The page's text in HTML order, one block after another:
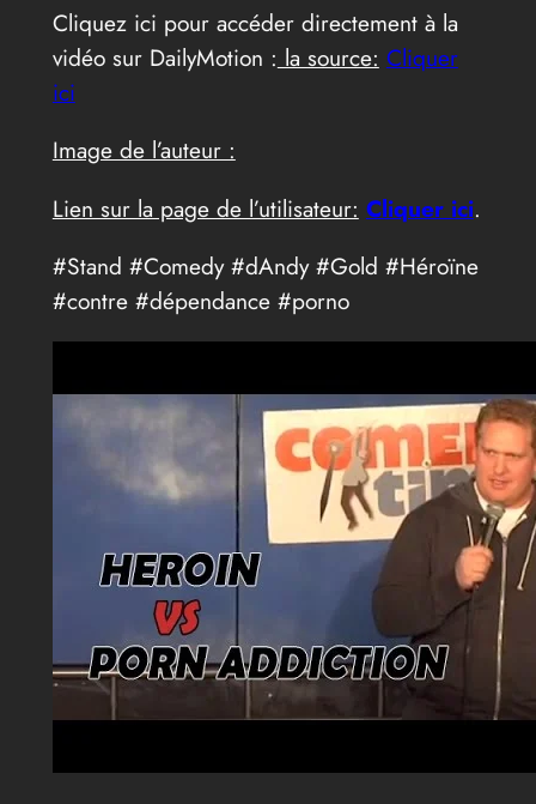
Cliquez ici pour accéder directement à la
vidéo sur DailyMotion : la source: Cliquer
ici
Image de l’auteur :
Lien sur la page de l’utilisateur: Cliquer ici.
#Stand #Comedy #dAndy #Gold #Héroïne
#contre #dépendance #porno